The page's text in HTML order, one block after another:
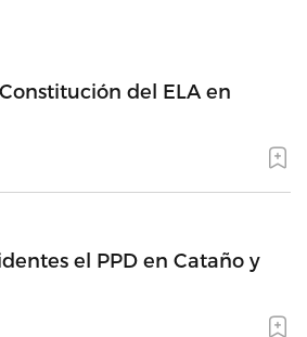
del ELA en
el PPD en Cataño y